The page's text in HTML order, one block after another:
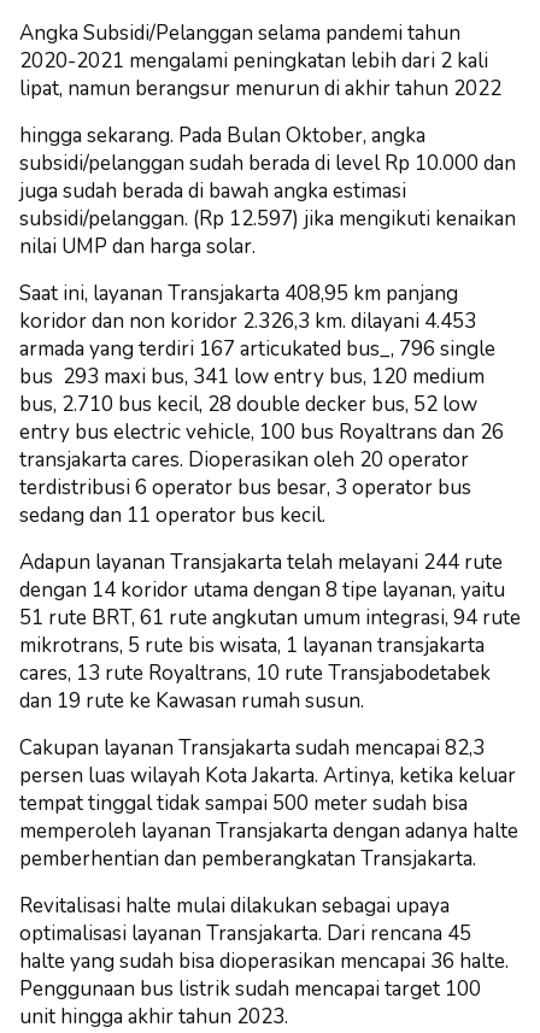
Angka Subsidi/Pelanggan selama pandemi tahun
2020-2021 mengalami peningkatan lebih dari 2 kali
lipat, namun berangsur menurun di akhir tahun 2022
hingga sekarang. Pada Bulan Oktober, angka
subsidi/pelanggan sudah berada di level Rp 10.000 dan
juga sudah berada di bawah angka estimasi
subsidi/pelanggan. (Rp 12.597) jika mengikuti kenaikan
nilai UMP dan harga solar.
Saat ini, layanan Transjakarta 408,95 km panjang
koridor dan non koridor 2.326,3 km. dilayani 4.453
armada yang terdiri 167 articukated bus_, 796 single
bus 293 maxi bus, 341 low entry bus, 120 medium
bus, 2.710 bus kecil, 28 double decker bus, 52 low
entry bus electric vehicle, 100 bus Royaltrans dan 26
transjakarta cares. Dioperasikan oleh 20 operator
terdistribusi 6 operator bus besar, 3 operator bus
sedang dan 11 operator bus kecil.
Adapun layanan Transjakarta telah melayani 244 rute
dengan 14 koridor utama dengan 8 tipe layanan, yaitu
51 rute BRT, 61 rute angkutan umum integrasi, 94 rute
mikrotrans, 5 rute bis wisata, 1 layanan transjakarta
cares, 13 rute Royaltrans, 10 rute Transjabodetabek
dan 19 rute ke Kawasan rumah susun.
Cakupan layanan Transjakarta sudah mencapai 82,3
persen luas wilayah Kota Jakarta. Artinya, ketika keluar
tempat tinggal tidak sampai 500 meter sudah bisa
memperoleh layanan Transjakarta dengan adanya halte
pemberhentian dan pemberangkatan Transjakarta.
Revitalisasi halte mulai dilakukan sebagai upaya
optimalisasi layanan Transjakarta. Dari rencana 45
halte yang sudah bisa dioperasikan mencapai 36 halte.
Penggunaan bus listrik sudah mencapai target 100
unit hingga akhir tahun 2023.